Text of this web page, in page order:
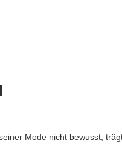
Mode nicht bewusst,